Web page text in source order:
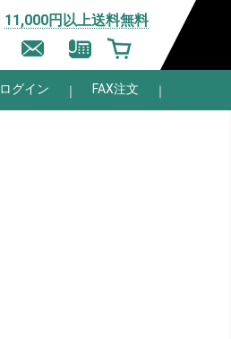
11,000円以上送料無料
ログイン FAX注文